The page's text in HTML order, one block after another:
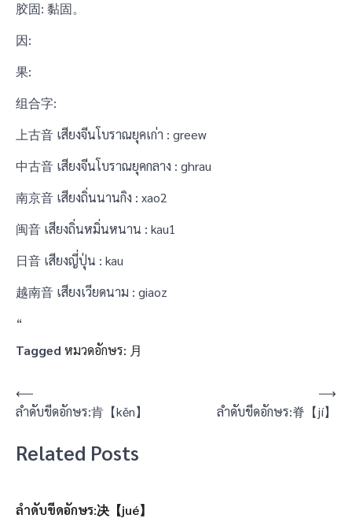
胶固: 黏固。
因:
果:
组合字:
上古音 เสียงจีนโบราณยุคเก่า : greew
中古音 เสียงจีนโบราณยุคกลาง : ghrau
南京音 เสียงถิ่นนานกิง : xao2
闽音 เสียงถิ่นหมิ่นหนาน : kau1
日音 เสียงญี่ปุ่น : kau
越南音 เสียงเวียดนาม : giaoz
“
Tagged หมวดอักษร: 月
แนะแนว
เรื่อง
⟵
ลำดับขีดอักษร:肯【kěn】
ลำดับขีดอักษร:脊【jí】
⟶
Related Posts
ลำดับขีดอักษร:决【jué】